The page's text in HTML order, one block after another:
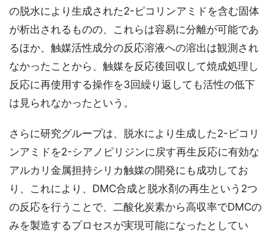
の脱水により生成された2-ピコリンアミドを含む固体
が析出されるものの、これらは容易に分離が可能であ
るほか、触媒活性成分の反応溶液への溶出は観測され
なかったことから、触媒を反応後回収して焼成処理し
反応に再使用する操作を3回繰り返しても活性の低下
は見られなかったという。
さらに研究グループは、脱水により生成した2-ピコリ
ンアミドを2-シアノピリジンに戻す再生反応に有効な
アルカリ金属担持シリカ触媒の開発にも成功してお
り、これにより、DMC合成と脱水剤の再生という2つ
の反応を行うことで、二酸化炭素から高収率でDMCの
みを製造するプロセスが実現可能になったとしてい